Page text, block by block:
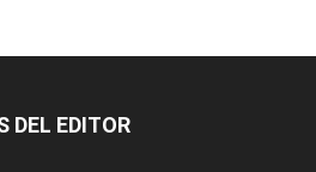
DEL EDITOR